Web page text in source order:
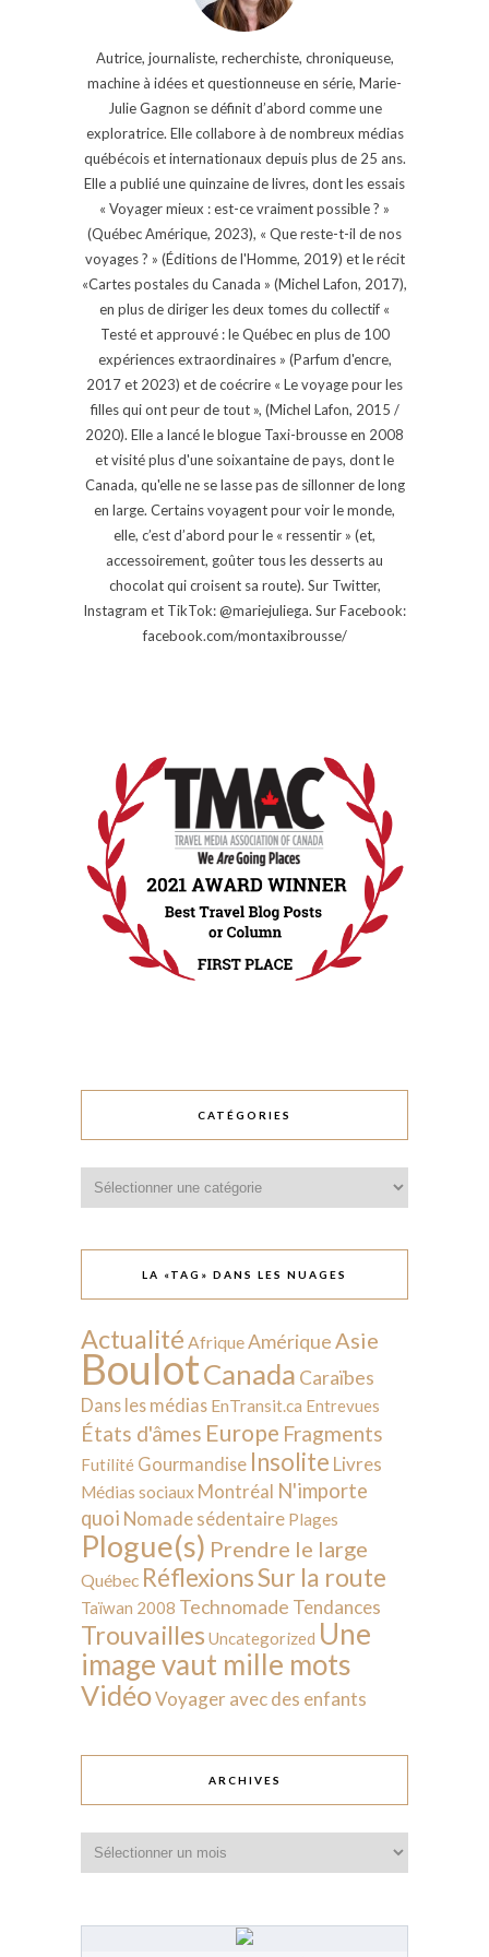
Autrice, journaliste, recherchiste, chroniqueuse,
machine à idées et questionneuse en série, Marie-
Julie Gagnon se définit d’abord comme une
exploratrice. Elle collabore à de nombreux médias
québécois et internationaux depuis plus de 25 ans.
Elle a publié une quinzaine de livres, dont les essais
« Voyager mieux : est-ce vraiment possible ? »
(Québec Amérique, 2023), « Que reste-t-il de nos
voyages ? » (Éditions de l'Homme, 2019) et le récit
«Cartes postales du Canada » (Michel Lafon, 2017),
en plus de diriger les deux tomes du collectif «
Testé et approuvé : le Québec en plus de 100
expériences extraordinaires » (Parfum d'encre,
2017 et 2023) et de coécrire « Le voyage pour les
filles qui ont peur de tout », (Michel Lafon, 2015 /
2020). Elle a lancé le blogue Taxi-brousse en 2008
et visité plus d'une soixantaine de pays, dont le
Canada, qu'elle ne se lasse pas de sillonner de long
en large. Certains voyagent pour voir le monde,
elle, c’est d’abord pour le « ressentir » (et,
accessoirement, goûter tous les desserts au
chocolat qui croisent sa route). Sur Twitter,
Instagram et TikTok: @mariejuliega. Sur Facebook:
facebook.com/montaxibrousse/
CATÉGORIES
LA «TAG» DANS LES NUAGES
Actualité AfriqueAmérique Asie
BoulotCanada Caraïbes
Dans les médias EnTransit.ca Entrevues
États d'âmes Europe Fragments
Futilité Gourmandise Insolite Livres
Médias sociaux Montréal N'importe
quoi Nomade sédentaire Plages
Plogue(s) Prendre le large
Québec RéflexionsSur la route
Taïwan 2008 Technomade Tendances
Trouvailles Uncategorized Une
image vaut mille mots
VidéoVoyager avec des enfants
ARCHIVES